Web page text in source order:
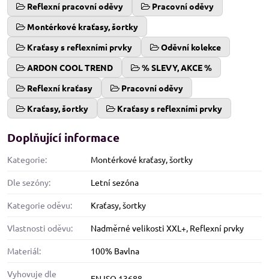
Reflexní pracovní oděvy
Pracovní oděvy
Montérkové kraťasy, šortky
Kraťasy s reflexními prvky
Oděvní kolekce
ARDON COOL TREND
% SLEVY, AKCE %
Reflexní kraťasy
Pracovní oděvy
Kraťasy, šortky
Kraťasy s reflexními prvky
Doplňující informace
Kategorie: Montérkové kraťasy, šortky
Dle sezóny: Letní sezóna
Kategorie oděvu: Kraťasy, šortky
Vlastnosti oděvu: Nadměrné velikosti XXL+, Reflexní prvky
Materiál: 100% Bavlna
Vyhovuje dle